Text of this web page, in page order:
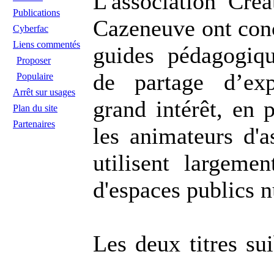
Publications
Cyberfac
Liens commentés
Proposer
Populaire
Arrêt sur usages
Plan du site
Partenaires
Cazeneuve ont
guides
de partage
grand intérêt, en
les animateurs
utilisent
d'espaces publics
Les deux titres